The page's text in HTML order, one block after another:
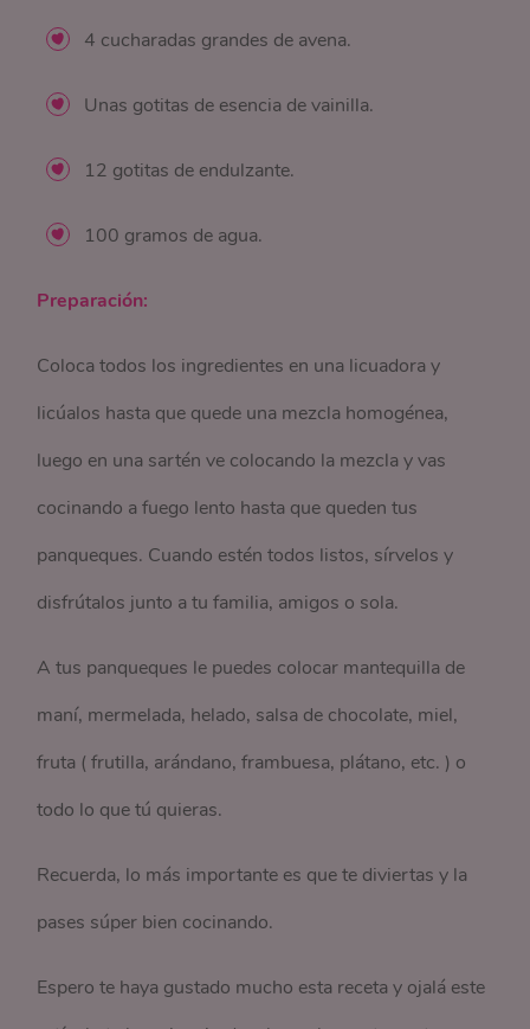
4 cucharadas grandes de avena.
Unas gotitas de esencia de vainilla.
12 gotitas de endulzante.
100 gramos de agua.
Preparación:
Coloca todos los ingredientes en una licuadora y
licúalos hasta que quede una mezcla homogénea,
luego en una sartén ve colocando la mezcla y vas
cocinando a fuego lento hasta que queden tus
panqueques. Cuando estén todos listos, sírvelos y
disfrútalos junto a tu familia, amigos o sola.
A tus panqueques le puedes colocar mantequilla de
maní, mermelada, helado, salsa de chocolate, miel,
fruta ( frutilla, arándano, frambuesa, plátano, etc. ) o
todo lo que tú quieras.
Recuerda, lo más importante es que te diviertas y la
pases súper bien cocinando.
Espero te haya gustado mucho esta receta y ojalá este